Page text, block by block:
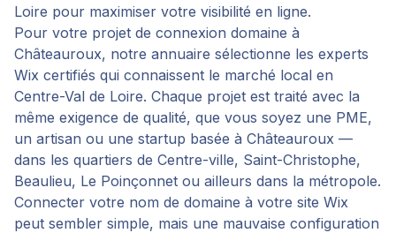
Loire pour maximiser votre visibilité en ligne.
Pour votre projet de connexion domaine à
Châteauroux, notre annuaire sélectionne les experts
Wix certifiés qui connaissent le marché local en
Centre-Val de Loire. Chaque projet est traité avec la
même exigence de qualité, que vous soyez une PME,
un artisan ou une startup basée à Châteauroux —
dans les quartiers de Centre-ville, Saint-Christophe,
Beaulieu, Le Poinçonnet ou ailleurs dans la métropole.
Connecter votre nom de domaine à votre site Wix
peut sembler simple, mais une mauvaise configuration